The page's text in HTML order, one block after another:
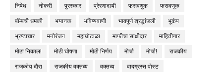
निषेध
नोकरी पुरस्कार प्रेरणादायी फसवणुक
फसवणूक
बॉम्बची धमकी
भयानक भविष्यवाणी भावपूर्ण श्रद्धांजली
भूकंप
भ्रष्टाचार
मनोरंजन महाघोटाळा माफीचा साक्षीदार
माहितीगार
मोठा निकाल!
मोठी घोषणा मोठी निर्णय मोर्चा मोर्चा!
राजकीय
राजकीय दौरा
राजकीय वक्तव्य वक्तव्य
वादग्रस्त पोस्ट